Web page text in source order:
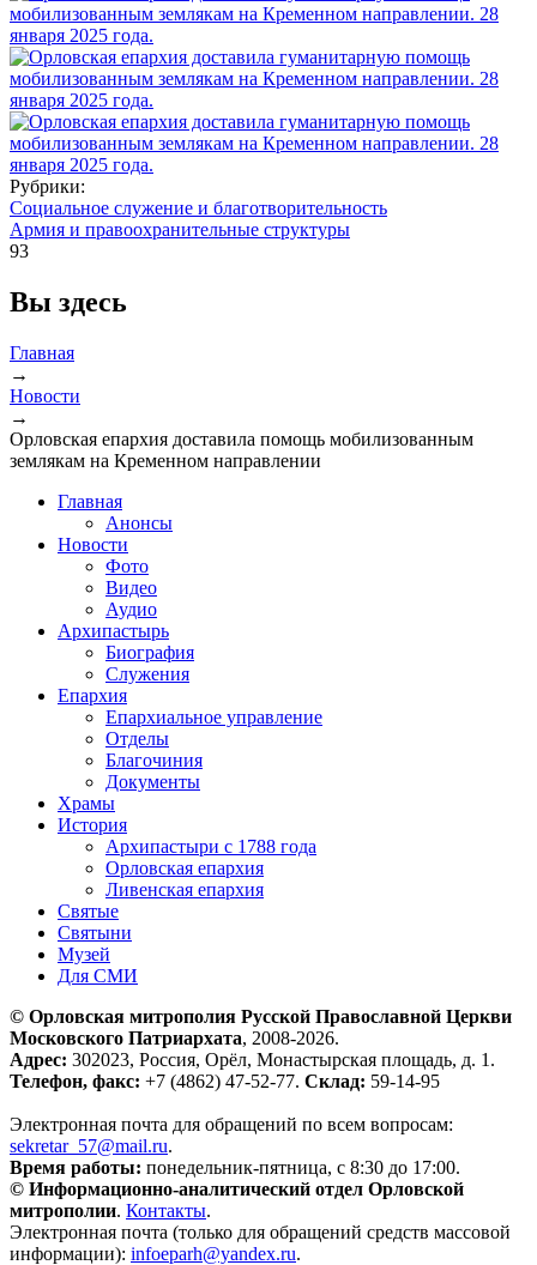
Рубрики:
Социальное служение и благотворительность
Армия и правоохранительные структуры
93
Вы здесь
Главная
→
Новости
→
Орловская епархия доставила помощь мобилизованным
землякам на Кременном направлении
Главная
Анонсы
Новости
Фото
Видео
Аудио
Архипастырь
Биография
Служения
Епархия
Епархиальное управление
Отделы
Благочиния
Документы
Храмы
История
Архипастыри с 1788 года
Орловская епархия
Ливенская епархия
Святые
Святыни
Музей
Для СМИ
© Орловская митрополия Русской Православной Церкви
Московского Патриархата, 2008-2026.
Адрес: 302023, Россия, Орёл, Монастырская площадь, д. 1.
Телефон, факс: +7 (4862) 47-52-77. Склад: 59-14-95
Электронная почта для обращений по всем вопросам:
sekretar_57@mail.ru.
Время работы: понедельник-пятница, с 8:30 до 17:00.
© Информационно-аналитический отдел Орловской
митрополии. Контакты.
Электронная почта (только для обращений средств массовой
информации): infoeparh@yandex.ru.